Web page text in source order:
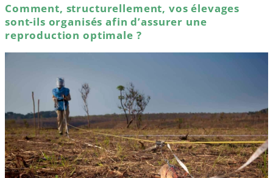
Comment, structurellement, vos élevages
sont-ils organisés afin d’assurer une
reproduction optimale ?